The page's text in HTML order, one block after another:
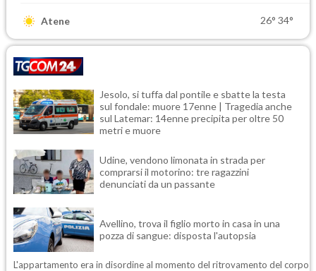
Atene 26° 34°
Jesolo, si tuffa dal pontile e sbatte la testa
sul fondale: muore 17enne | Tragedia anche
sul Latemar: 14enne precipita per oltre 50
metri e muore
Udine, vendono limonata in strada per
comprarsi il motorino: tre ragazzini
denunciati da un passante
Avellino, trova il figlio morto in casa in una
pozza di sangue: disposta l'autopsia
L'appartamento era in disordine al momento del ritrovamento del corpo